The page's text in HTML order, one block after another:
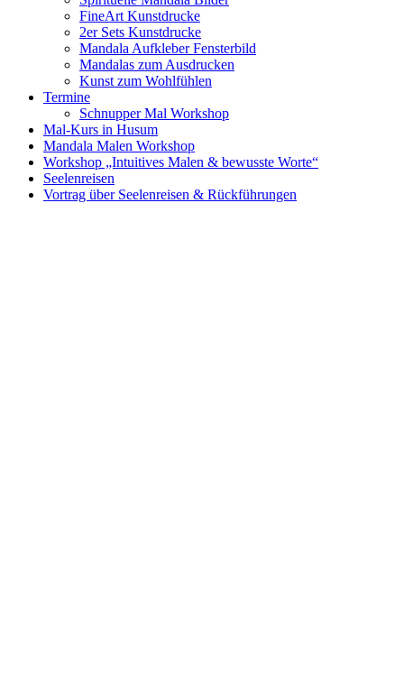
FineArt Kunstdrucke
2er Sets Kunstdrucke
Mandala Aufkleber Fensterbild
Mandalas zum Ausdrucken
Kunst zum Wohlfühlen
Termine
Schnupper Mal Workshop
Mal-Kurs in Husum
Mandala Malen Workshop
Workshop „Intuitives Malen & bewusste Worte“
Seelenreisen
Vortrag über Seelenreisen & Rückführungen